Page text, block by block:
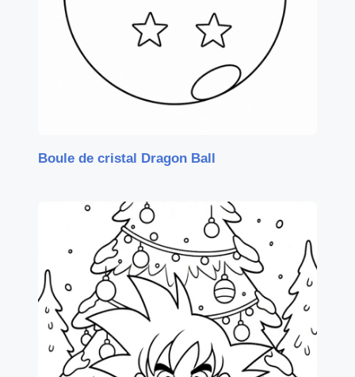
Boule de cristal Dragon Ball